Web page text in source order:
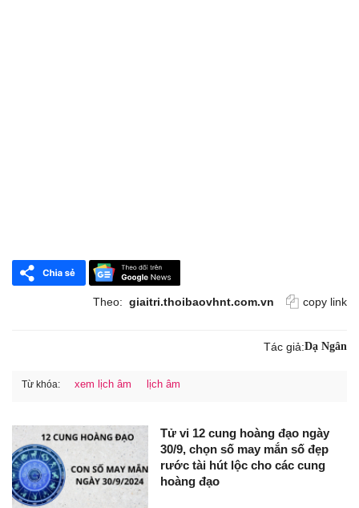
Theo: giaitri.thoibaovhnt.com.vn copy link
Tác giả:Dạ Ngân
Từ khóa: xem lịch âm lịch âm
Tử vi 12 cung hoàng đạo ngày
30/9, chọn số may mắn số đẹp
rước tài hút lộc cho các cung
hoàng đạo